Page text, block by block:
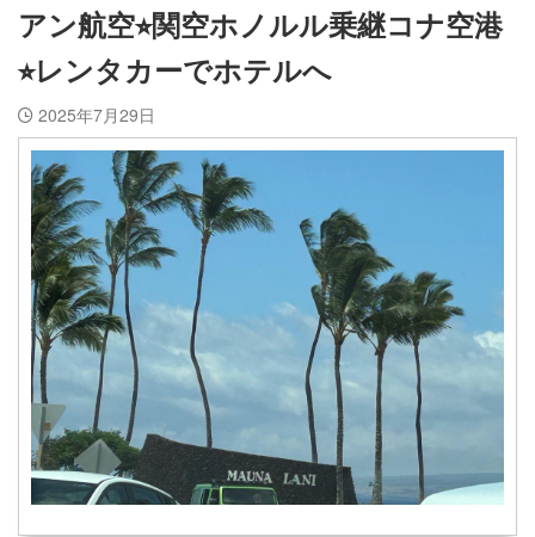
アン航空⭐︎関空ホノルル乗継コナ空港
⭐︎レンタカーでホテルへ
2025年7月29日